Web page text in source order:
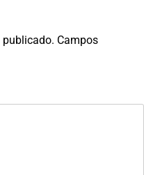
publicado. Campos